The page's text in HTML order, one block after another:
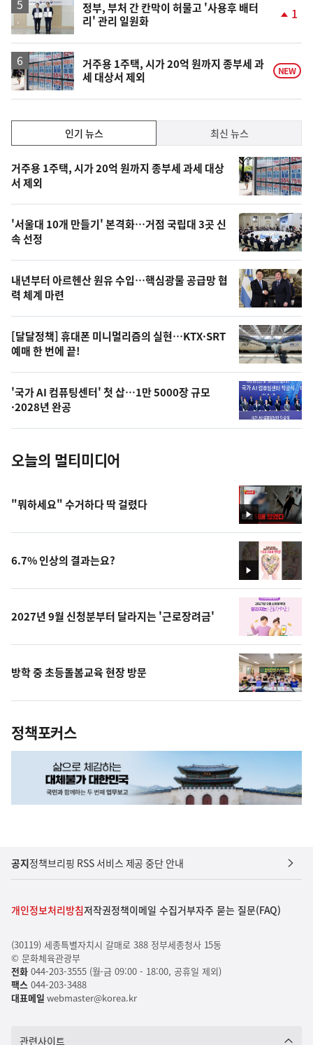
정부, 부처 간 칸막이 허물고 '사용후 배터
리' 관리 일원화
상
승
1
거주용 1주택, 시가 20억 원까지 종부세 과
세 대상서 제외
NEW
기,
최
신,
오
늘
의
영
상
오
늘
의
사
진
인기 뉴스 최신 뉴스
인
기
뉴
스
거주용 1주택, 시가 20억 원까지 종부세 과세 대상
서 제외
'서울대 10개 만들기' 본격화…거점 국립대 3곳 신
속 선정
내년부터 아르헨산 원유 수입…핵심광물 공급망 협
력 체계 마련
[달달정책] 휴대폰 미니멀리즘의 실현…KTX·SRT
예매 한 번에 끝!
'국가 AI 컴퓨팅센터' 첫 삽…1만 5000장 규모
·2028년 완공
오늘의 멀티미디어
영
상
"뭐하세요" 수거하다 딱 걸렸다
영
상
6.7% 인상의 결과는요?
2027년 9월 신청분부터 달라지는 '근로장려금'
방학 중 초등돌봄교육 현장 방문
정책포커스
공지정책브리핑 RSS 서비스 제공 중단 안내
개인정보처리방침저작권정책이메일 수집거부자주 묻는 질문(FAQ)
(30119) 세종특별자치시 갈매로 388 정부세종청사 15동
© 문화체육관광부
전화044-203-3555 (월-금 09:00 - 18:00, 공휴일 제외)
팩스044-203-3488
대표메일 webmaster@korea.kr
관련사이트